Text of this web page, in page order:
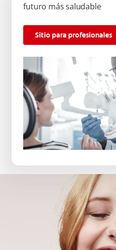
futuro más saludable
Sitio para profesionales